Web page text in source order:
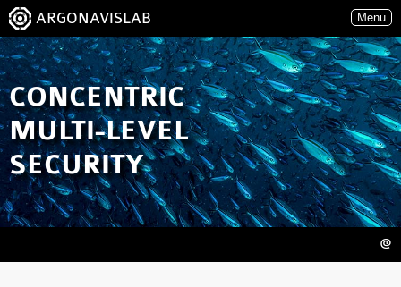
ARGONAVISLAB Menu
CONCENTRIC
MULTI-LEVEL
SECURITY
@